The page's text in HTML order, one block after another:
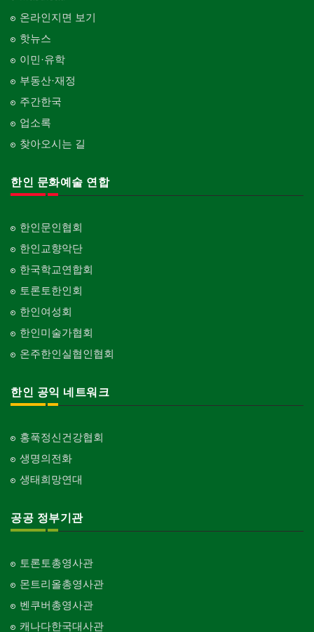
온라인지면 보기
핫뉴스
이민·유학
부동산·재정
주간한국
업소록
찾아오시는 길
한인 문화예술 연합
한인문인협회
한인교향악단
한국학교연합회
토론토한인회
한인여성회
한인미술가협회
온주한인실협인협회
한인 공익 네트워크
홍푹정신건강협회
생명의전화
생태희망연대
공공 정부기관
토론토총영사관
몬트리올총영사관
벤쿠버총영사관
캐나다한국대사관